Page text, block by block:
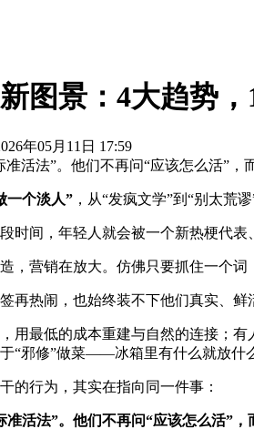
图景：4大趋势
年05月11日 17:59
活法”。他们不再问“应该怎么活”，
一个淡人” ，从“发疯文学”到“别太荒
时间，年轻人就会被一个新热梗代表
，营销在放大。仿佛只要抓住一个词
再热闹，也始终装不下他们真实、
用最低的成本重建与自然的连接；
“邪修”做菜——冰箱里有什么就放什
的行为，其实在指向同一件事：
准活法”。他们不再问“应该怎么活”，